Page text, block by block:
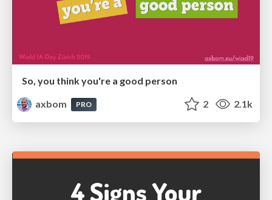
So, you think you're a good person
axbom
PRO 2 2.1k